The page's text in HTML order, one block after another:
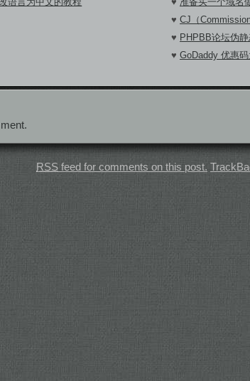
♥CJ（
♥ PHPBB论坛伪
♥GoDaddy 优惠
RSS feed for comments on this post.